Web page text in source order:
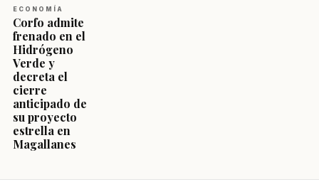
ECONOMÍA
Corfo admite
frenado en el
Hidrógeno
Verde y
decreta el
cierre
anticipado de
su proyecto
estrella en
Magallanes